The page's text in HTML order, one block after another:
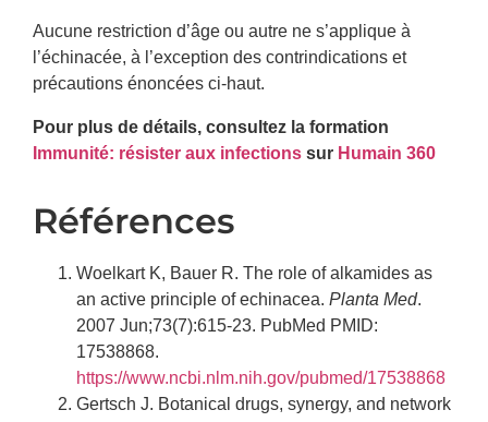
Aucune restriction d’âge ou autre ne s’applique à
l’échinacée, à l’exception des contrindications et
précautions énoncées ci-haut.
Pour plus de détails, consultez la formation
Immunité: résister aux infectionssur Humain 360
Références
Woelkart K, Bauer R. The role of alkamides as
an active principle of echinacea. Planta Med.
2007 Jun;73(7):615-23. PubMed PMID:
17538868.
https://www.ncbi.nlm.nih.gov/pubmed/17538868
Gertsch J. Botanical drugs, synergy, and network